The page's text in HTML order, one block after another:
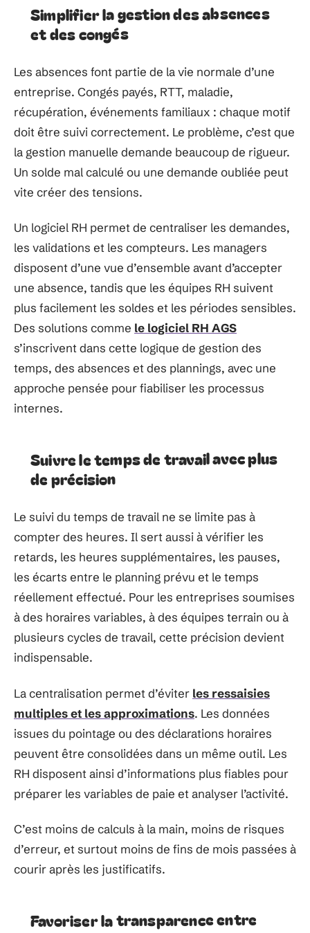
Simplifier la gestion des absences
et des congés
Les absences font partie de la vie normale d’une
entreprise. Congés payés, RTT, maladie,
récupération, événements familiaux : chaque motif
doit être suivi correctement. Le problème, c’est que
la gestion manuelle demande beaucoup de rigueur.
Un solde mal calculé ou une demande oubliée peut
vite créer des tensions.
Un logiciel RH permet de centraliser les demandes,
les validations et les compteurs. Les managers
disposent d’une vue d’ensemble avant d’accepter
une absence, tandis que les équipes RH suivent
plus facilement les soldes et les périodes sensibles.
Des solutions comme le logiciel RH AGS
s’inscrivent dans cette logique de gestion des
temps, des absences et des plannings, avec une
approche pensée pour fiabiliser les processus
internes.
Suivre le temps de travail avec plus
de précision
Le suivi du temps de travail ne se limite pas à
compter des heures. Il sert aussi à vérifier les
retards, les heures supplémentaires, les pauses,
les écarts entre le planning prévu et le temps
réellement effectué. Pour les entreprises soumises
à des horaires variables, à des équipes terrain ou à
plusieurs cycles de travail, cette précision devient
indispensable.
La centralisation permet d’éviter les ressaisies
multiples et les approximations. Les données
issues du pointage ou des déclarations horaires
peuvent être consolidées dans un même outil. Les
RH disposent ainsi d’informations plus fiables pour
préparer les variables de paie et analyser l’activité.
C’est moins de calculs à la main, moins de risques
d’erreur, et surtout moins de fins de mois passées à
courir après les justificatifs.
Favoriser la transparence entre